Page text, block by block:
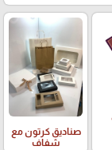
صناديق كرتون مع
شفاف